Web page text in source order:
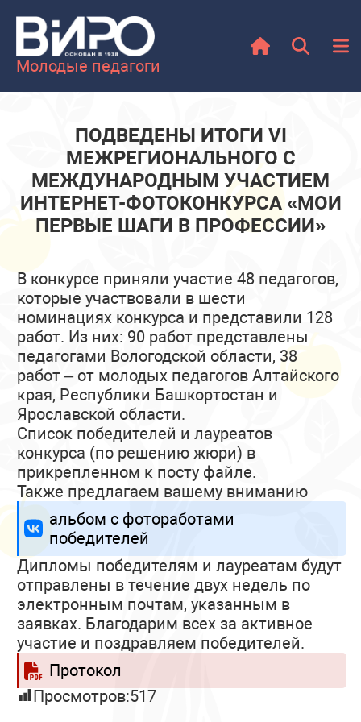
Молодые педагоги
ПОДВЕДЕНЫ ИТОГИ VI
МЕЖРЕГИОНАЛЬНОГО С
МЕЖДУНАРОДНЫМ УЧАСТИЕМ
ИНТЕРНЕТ-ФОТОКОНКУРСА «МОИ
ПЕРВЫЕ ШАГИ В ПРОФЕССИИ»
В конкурсе приняли участие 48 педагогов,
которые участвовали в шести
номинациях конкурса и представили 128
работ. Из них: 90 работ представлены
педагогами Вологодской области, 38
работ – от молодых педагогов Алтайского
края, Республики Башкортостан и
Ярославской области.
Список победителей и лауреатов
конкурса (по решению жюри) в
прикрепленном к посту файле.
Также предлагаем вашему вниманию
альбом с фотоработами
победителей
Дипломы победителям и лауреатам будут
отправлены в течение двух недель по
электронным почтам, указанным в
заявках. Благодарим всех за активное
участие и поздравляем победителей.
Протокол
Просмотров:517